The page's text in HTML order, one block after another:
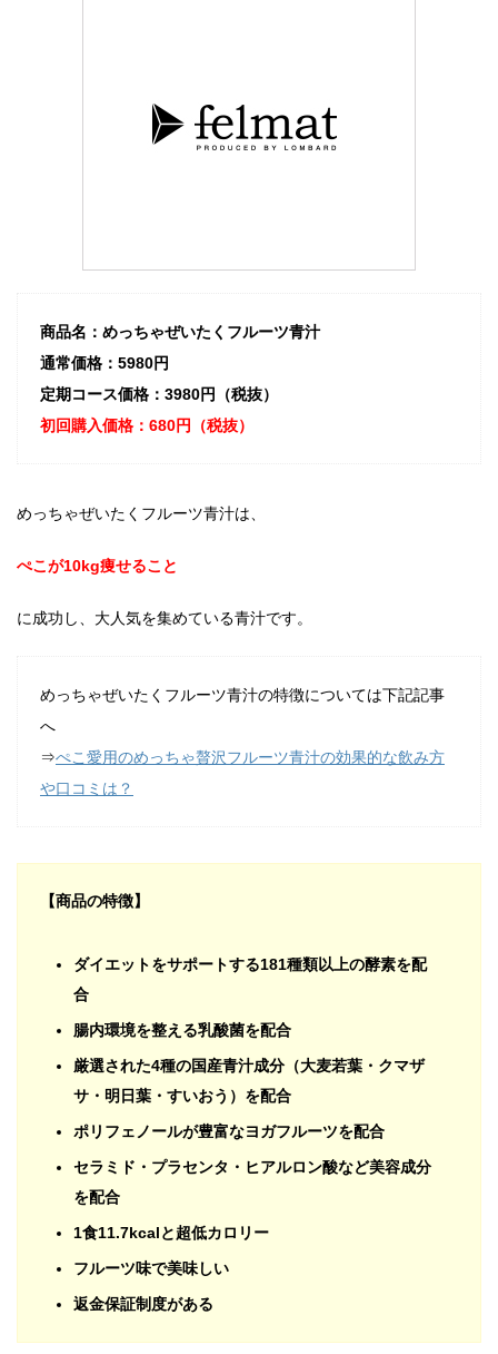
商品名：めっちゃぜいたくフルーツ青汁
通常価格：5980円
定期コース価格：3980円（税抜）
初回購入価格：680円（税抜）
めっちゃぜいたくフルーツ青汁は、
ぺこが10kg痩せること
に成功し、大人気を集めている青汁です。
めっちゃぜいたくフルーツ青汁の特徴については下記記事
へ
⇒ぺこ愛用のめっちゃ贅沢フルーツ青汁の効果的な飲み方
や口コミは？
【商品の特徴】
ダイエットをサポートする181種類以上の酵素を配
合
腸内環境を整える乳酸菌を配合
厳選された4種の国産青汁成分（大麦若葉・クマザ
サ・明日葉・すいおう）を配合
ポリフェノールが豊富なヨガフルーツを配合
セラミド・プラセンタ・ヒアルロン酸など美容成分
を配合
1食11.7kcalと超低カロリー
フルーツ味で美味しい
返金保証制度がある